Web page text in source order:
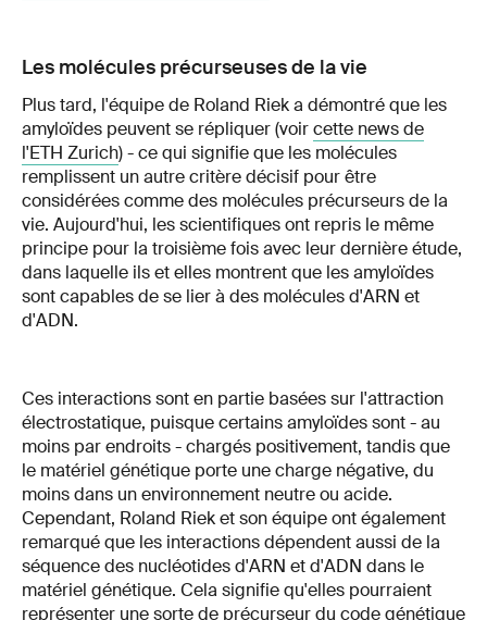
Les molécules précurseuses de la vie
Plus tard, l'équipe de Roland Riek a démontré que les
amyloïdes peuvent se répliquer (voircette news de
l'ETH Zurich) - ce qui signifie que les molécules
remplissent un autre critère décisif pour être
considérées comme des molécules précurseurs de la
vie. Aujourd'hui, les scientifiques ont repris le même
principe pour la troisième fois avec leur dernière étude,
dans laquelle ils et elles montrent que les amyloïdes
sont capables de se lier à des molécules d'ARN et
d'ADN.
Ces interactions sont en partie basées sur l'attraction
électrostatique, puisque certains amyloïdes sont - au
moins par endroits - chargés positivement, tandis que
le matériel génétique porte une charge négative, du
moins dans un environnement neutre ou acide.
Cependant, Roland Riek et son équipe ont également
remarqué que les interactions dépendent aussi de la
séquence des nucléotides d'ARN et d'ADN dans le
matériel génétique. Cela signifie qu'elles pourraient
représenter une sorte de précurseur du code génétique